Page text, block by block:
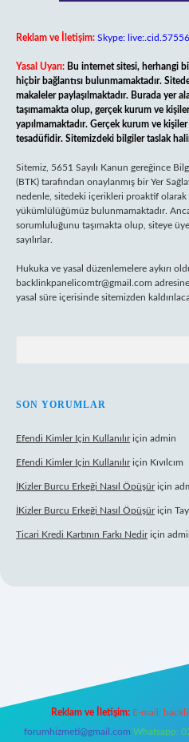
Reklam ve İletişim: Skype:
Yasal Uyarı: Bu internet sitesi, herhangi
hiçbir bağlantısı bulunmamaktadır.
makaleler paylaşılmaktadır. Burada yer
taşımamakta olup, gerçek kurum ve
yapılmamaktadır. Gerçek kurum ve
tesadüfidir. Sitemizdeki bilgiler taslak
Sitemiz, 5651 Sayılı Kanun gereğince
(BTK) tarafından onaylanmış bir Yer
nedenle, sitedeki içerikleri proaktif olarak
yükümlülüğümüz bulunmamaktadır.
sorumluluğunu taşımakta olup, siteye
sayılırlar.
Hukuka ve yasal düzenlemelere aykırı
backlinkpanelicomtr@gmail.com
yasal süre içerisinde sitemizden
SON YORUMLAR
Efendi Kimler Için Kullanılıriçin admin
Efendi Kimler Için Kullanılıriçin Kıvılcım
İKizler Burcu Erkeği Nasıl Öpüşüriçin
İKizler Burcu Erkeği Nasıl Öpüşüriçin
Ticari Kredi Kartının Farkı Nediriçin
Reklam ve İletişim: E-mail:
forumhizmeti@gmail.com Whatsapp: